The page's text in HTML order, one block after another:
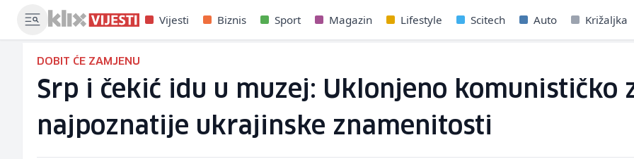
Vijesti Biznis Sport Magazin Lifestyle Scitech Auto Križaljka
DOBIT ĆE ZAMJENU
Srp i čekić idu u muzej: Uklonjeno komunističko
najpoznatije ukrajinske znamenitosti